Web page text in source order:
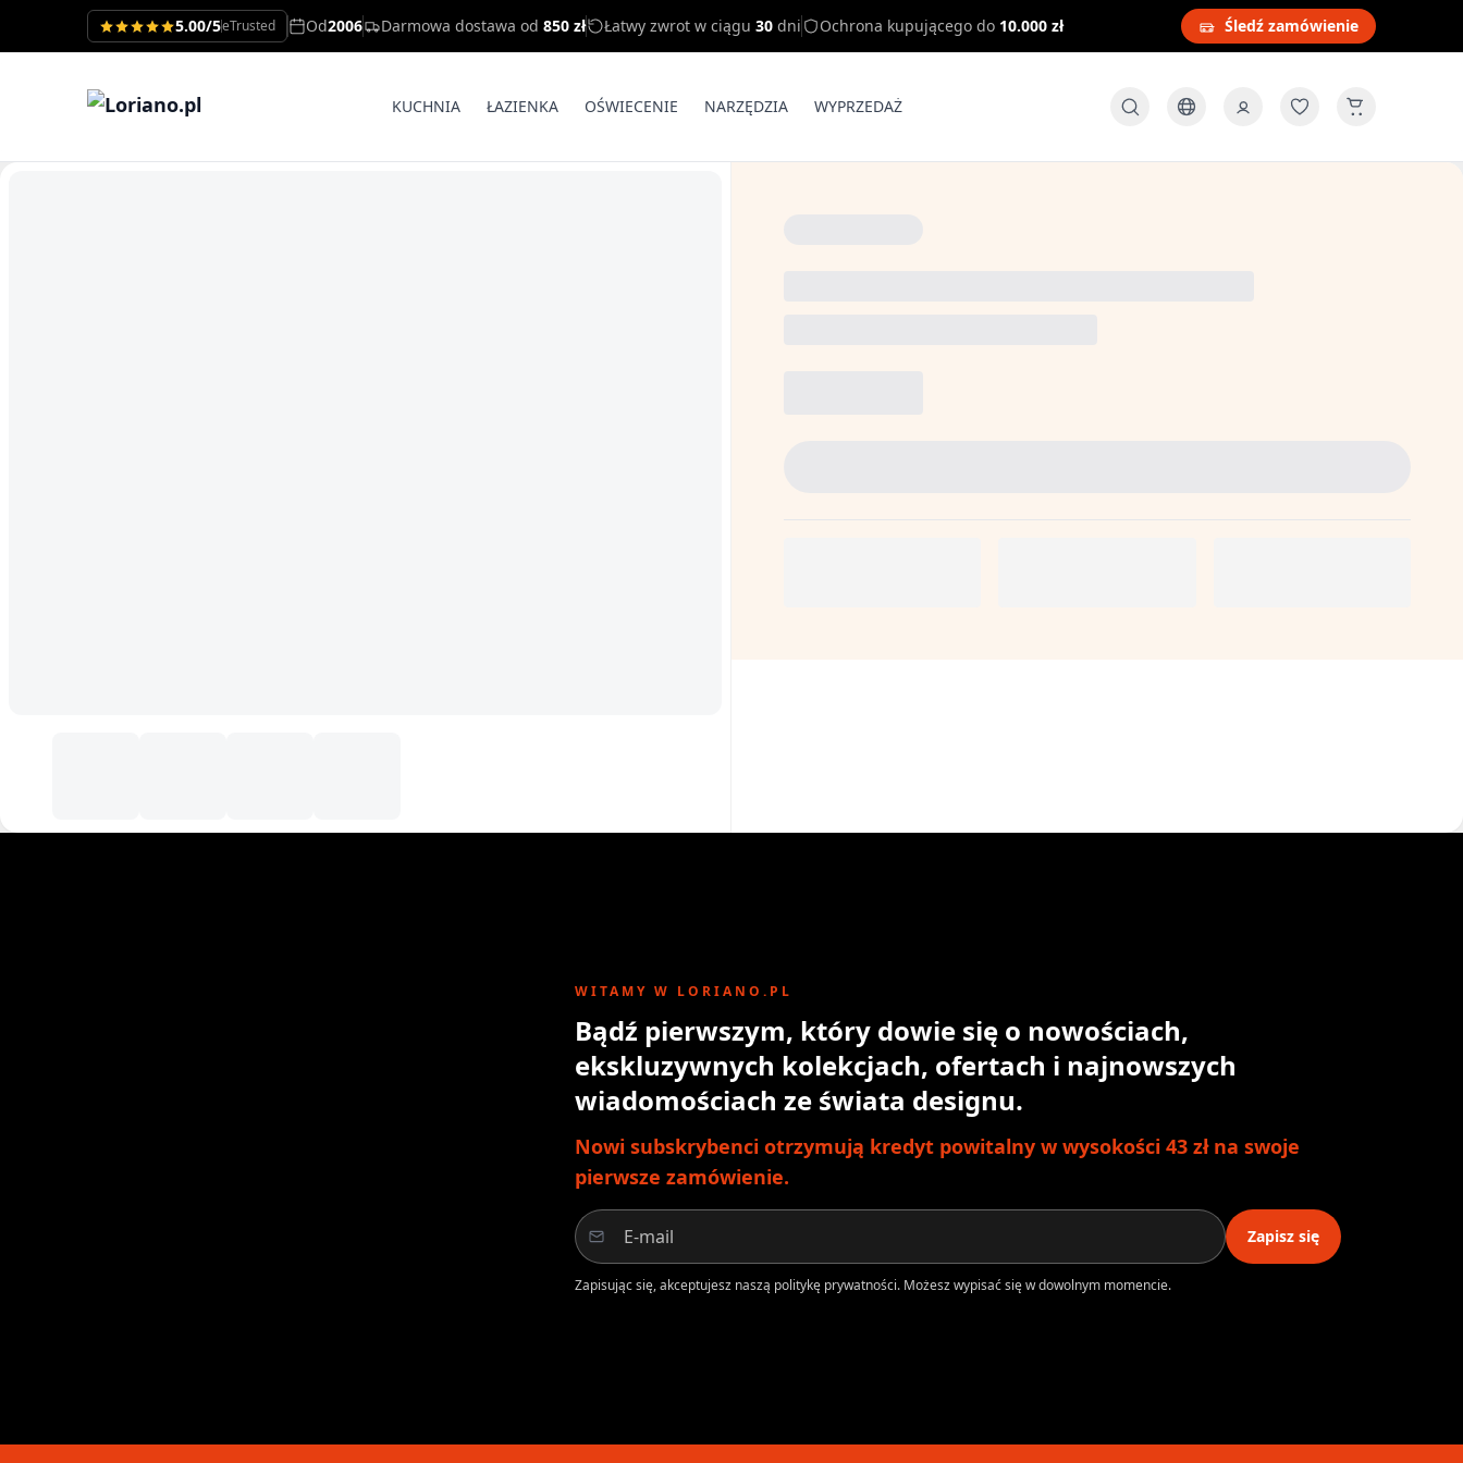
5.00/5eTrusted Od2006 Darmowa dostawa od 850 zł Łatwy zwrot w ciągu 30 dni Ochrona kupującego do 10.000 zł Śledź zamówienie
KUCHNIA ŁAZIENKA OŚWIECENIE NARZĘDZIA WYPRZEDAŻ
WITAMY W LORIANO.PL
Bądź pierwszym, który dowie się o nowościach,
ekskluzywnych kolekcjach, ofertach i najnowszych
wiadomościach ze świata designu.
Nowi subskrybenci otrzymują kredyt powitalny w wysokości 43 zł na swoje
pierwsze zamówienie.
Zapisz się
Zapisując się, akceptujesz naszą politykę prywatności. Możesz wypisać się w dowolnym momencie.